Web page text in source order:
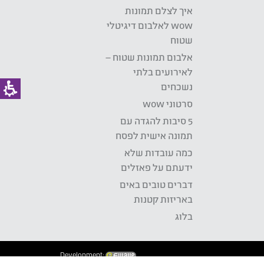
איך לצלם תמונות
wow לאלבום דיגיטלי
שטוח
אלבום תמונות שטוח –
לאירועים בלתי
נשכחים
סרטוני wow
5 סיבות להגדה עם
תמונה אישית לפסח
כמה עובדות שלא
ידעתם על פאזלים
דברים טובים באים
באריזות קטנות
בלוג
Development: